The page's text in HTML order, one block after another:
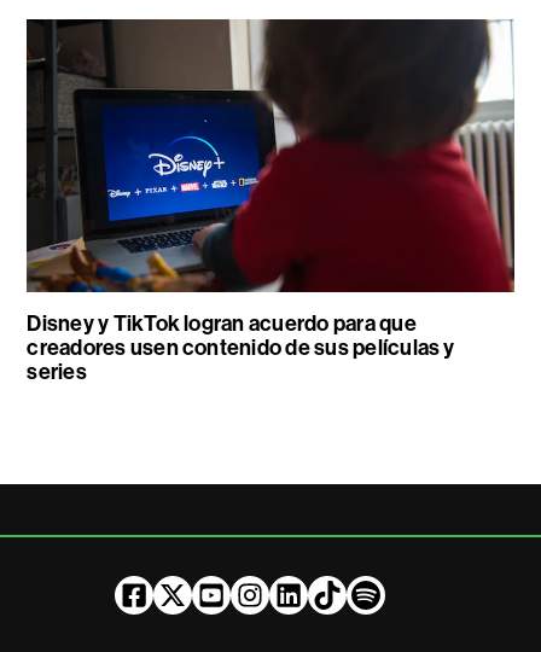
Disney y TikTok logran acuerdo para que
creadores usen contenido de sus películas y
series